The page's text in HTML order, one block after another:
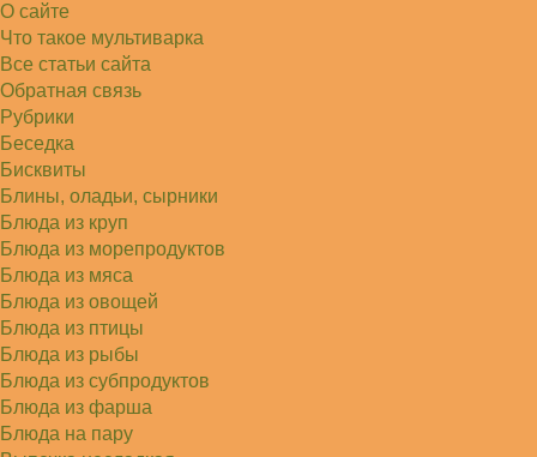
Света
Советую простой рецепт как готовили наши
бабушки, на 5 минут…
О сайте
Что такое мультиварка
Все статьи сайта
Обратная связь
Рубрики
Беседка
Бисквиты
Блины, оладьи, сырники
Блюда из круп
Блюда из морепродуктов
Блюда из мяса
Блюда из овощей
Блюда из птицы
Блюда из рыбы
Блюда из субпродуктов
Блюда из фарша
Блюда на пару